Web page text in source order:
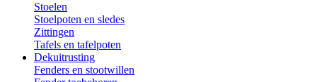
Stoelen
Stoelpoten en sledes
Zittingen
Tafels en tafelpoten
Dekuitrusting
Fenders en stootwillen